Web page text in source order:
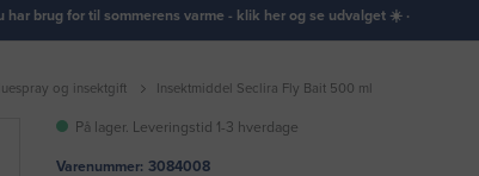
har brug for til sommerens varme - klik her og se udvalget ☀️ ·
og insektgift Insektmiddel Seclira Fly Bait 500 ml
På lager. Leveringstid 1-3 hverdage
Varenummer: 3084008